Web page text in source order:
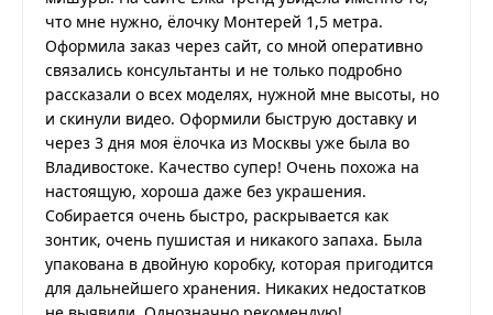
что мне нужно, ёлочку Монтерей 1,5 метра.
Оформила заказ через сайт, со мной оперативно
связались консультанты и не только подробно
рассказали о всех моделях, нужной мне высоты, но
и скинули видео. Оформили быструю доставку и
через 3 дня моя ёлочка из Москвы уже была во
Владивостоке. Качество супер! Очень похожа на
настоящую, хороша даже без украшения.
Собирается очень быстро, раскрывается как
зонтик, очень пушистая и никакого запаха. Была
упакована в двойную коробку, которая пригодится
для дальнейшего хранения. Никаких недостатков